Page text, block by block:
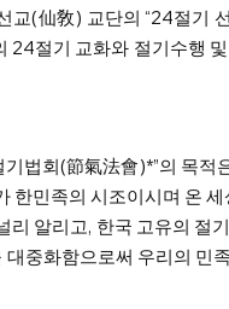
(仙敎) 교단의 “24절기
24절기 교화와 절기수행
회(節氣法會)*”의 목적은
한민족의 시조이시며 온
알리고, 한국 고유의 절
중화함으로써 우리의 민